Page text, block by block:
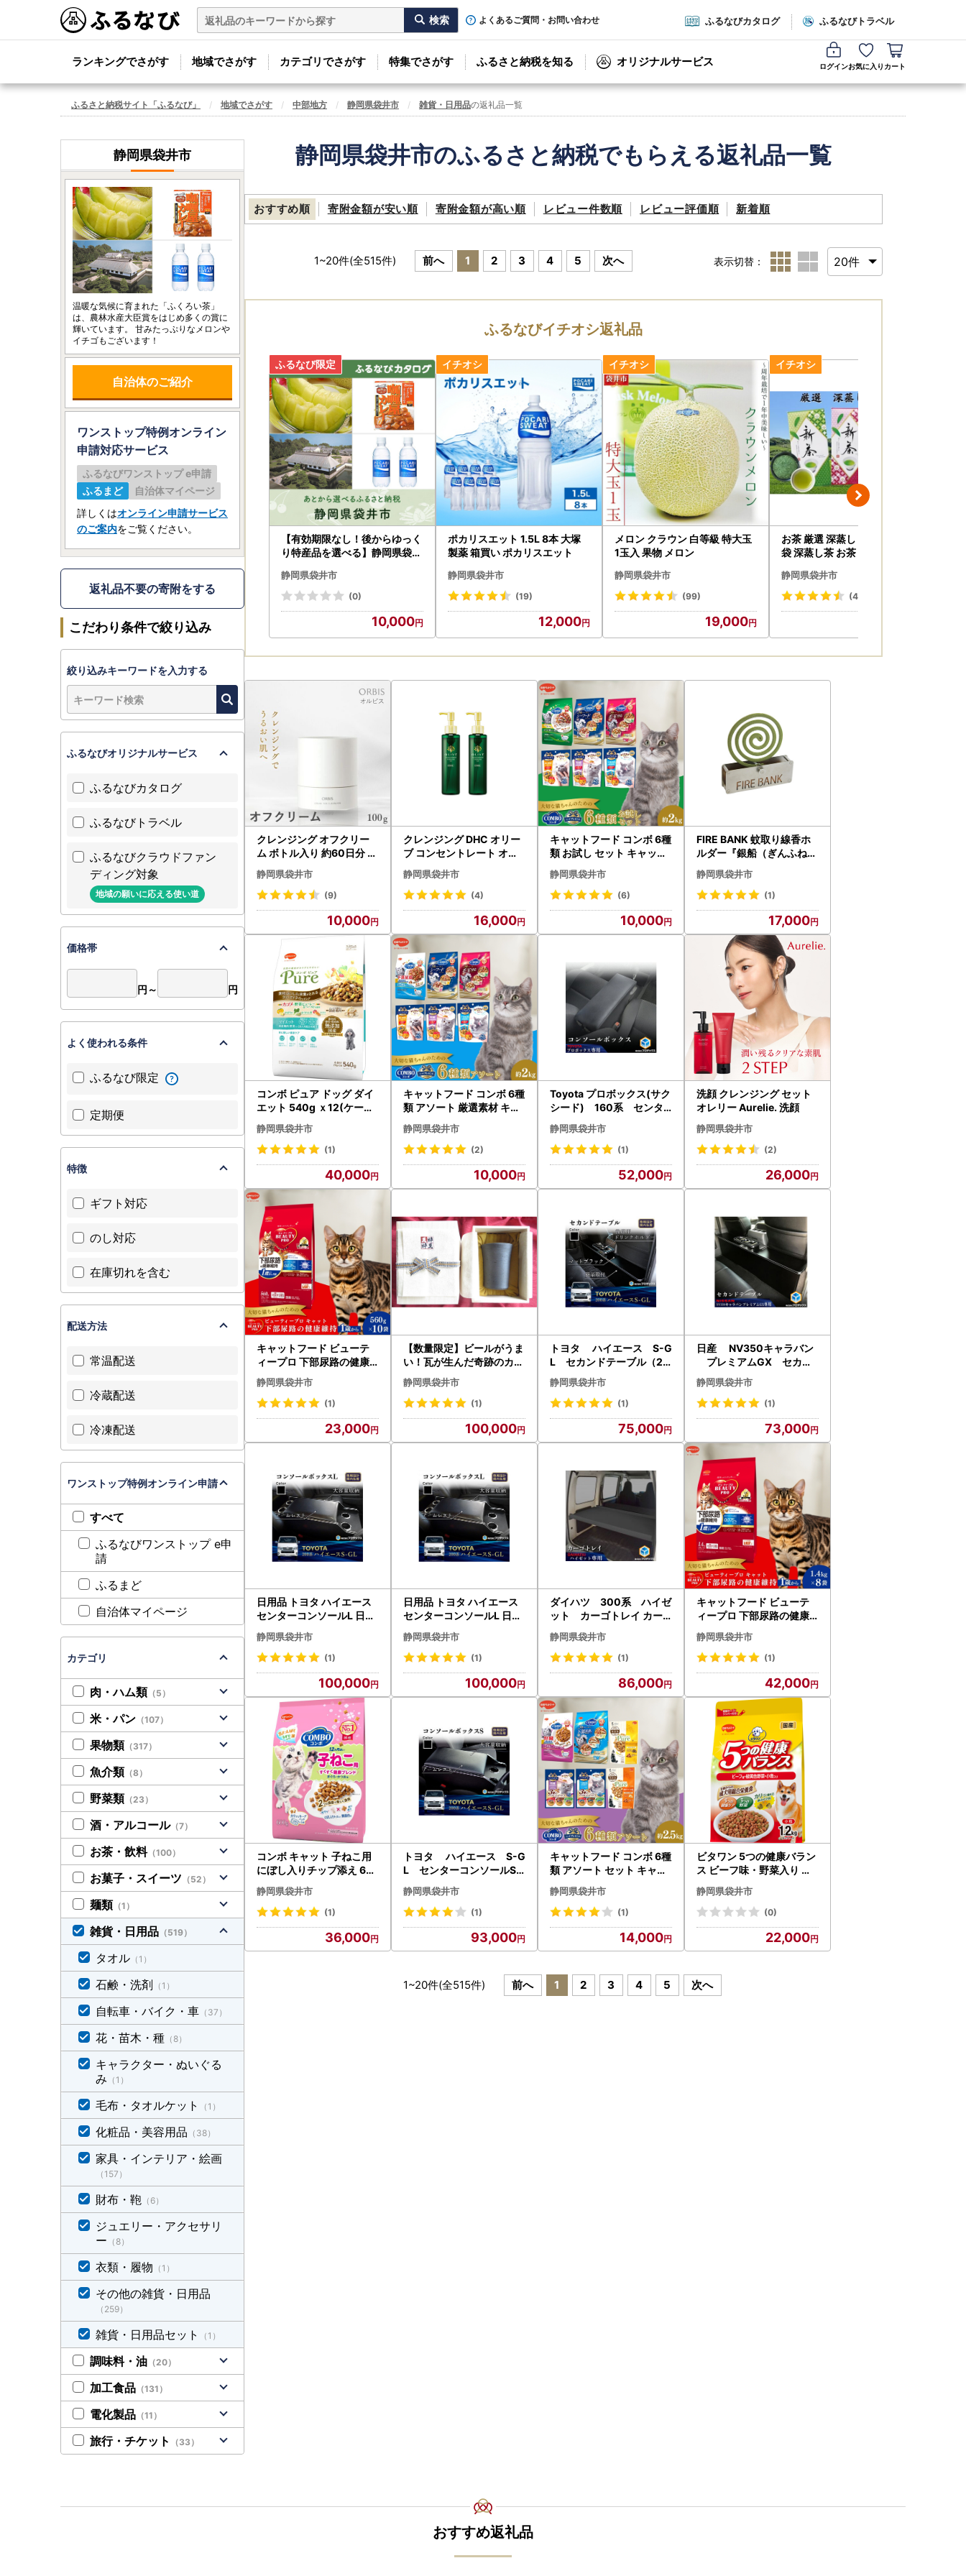
よくあるご質問・お問い合わせ ふるなびカタログ ふるなびトラベル
ランキングでさがす 地域でさがす カテゴリでさがす 特集でさがす ふるさと納税を知る オリジナルサービス ログインお気に入り カート
ふるさと納税サイト「ふるなび」 地域でさがす 中部地方 静岡県袋井市 雑貨・日用品の返礼品一覧
静岡県袋井市のふるさと納税でもらえる返礼品一覧
おすすめ順 寄附金額が安い順 寄附金額が高い順 レビュー件数順 レビュー評価順 新着順
1~20件(全515件) 前へ 1 2 3 4 5 次へ 表示切替：
ふるなびイチオシ返礼品
【有効期限なし！後からゆっく
り特産品を選べる】静岡県袋井
静岡県袋井市
(0)
10,000
ポカリスエット 1.5L 8本 大塚
製薬 箱買い ポカリスエット
静岡県袋井市
(19)
12,000
メロン クラウン 白等級 特大玉
1玉入 果物 メロン
静岡県袋井市
(99)
19,000
お茶 厳選 深蒸し 新茶 1 70g×3
袋 深蒸し茶 お茶
静岡県袋井市
(42)
クレンジング オフクリー
ム ボトル入り 約60日分 ク
レンジング
静岡県袋井市
(9)
10,000
クレンジング DHC オリー
ブ コンセントレート オイ
ル クレンジング
静岡県袋井市
(4)
16,000
キャットフード コンボ 6種
類 お試し セット キャット
静岡県袋井市
(6)
10,000
FIRE BANK 蚊取り線香ホ
ルダー『銀船（ぎんふね）
』バーベキュー BBQ ハイ
キング 殺虫 ソロキャンプ
アウトドア 防虫 登山 人気
厳選 袋井市 雑貨 日用品
静岡県袋井市
(1)
17,000
コンボ ピュア ドッグ ダイ
エット 540g ｘ12(ケース
単位) ドッグフード
静岡県袋井市
(1)
40,000
キャットフード コンボ 6種
類 アソート 厳選素材 キャ
ットフード
静岡県袋井市
(2)
10,000
Toyota プロボックス(サク
シード) 160系 センタ
ーコンソール 雑貨 日用品
操作盤 トヨタ
静岡県袋井市
(1)
52,000
洗顔 クレンジング セット
オレリー Aurelie. 洗顔
静岡県袋井市
(2)
26,000
キャットフード ビューテ
ィープロ 下部尿路の健康
維持 キャットフード
静岡県袋井市
(1)
23,000
【数量限定】ビールがうま
い！瓦が生んだ奇跡のカッ
プ「粋瓦 SUIGA」おすす
め ギフト 贈り物 人気 厳選
袋井市 雑貨 日用品 食器 コ
ップ
静岡県袋井市
(1)
100,000
トヨタ ハイエース S-G
L セカンドテーブル（2
車種用） 雑貨 日用品 標準
ボディ
静岡県袋井市
(1)
75,000
日産 NV350キャラバン
プレミアムGX セカン
ドテーブル（2車種用） 雑
貨 日用品 パワスラ無
静岡県袋井市
(1)
73,000
日用品 トヨタ ハイエース
センターコンソールL 日用
品 標準5～7型ディーゼル
静岡県袋井市
(1)
100,000
日用品 トヨタ ハイエース
センターコンソールL 日用
品 ワイド1～7型ガソリン
静岡県袋井市
(1)
100,000
ダイハツ 300系 ハイゼ
ット カーゴトレイ カー
用品 収納 テーブル
静岡県袋井市
(1)
86,000
キャットフード ビューテ
ィープロ 下部尿路の健康
維持 キャットフード
静岡県袋井市
(1)
42,000
コンボ キャット 子ねこ用
にぼし入りチップ添え 60
0g ｘ12(ケース単位) キャ
ットフード
静岡県袋井市
(1)
36,000
トヨタ ハイエース S-G
L センターコンソールS
（6車種用） 雑貨 日用品
標準5～7型ディーゼル
静岡県袋井市
(1)
93,000
キャットフード コンボ 6種
類 アソート セット キャッ
静岡県袋井市
(1)
14,000
ビタワン 5つの健康バラン
ス ビーフ味・野菜入り 小
粒 1.2kg ｘ9(ケース単位)
ドッグフード
静岡県袋井市
(0)
22,000
1~20件(全515件) 前へ 1 2 3 4 5 次へ
静岡県袋井市
温暖な気候に育まれた「ふくろい茶」
は、農林水産大臣賞をはじめ多くの賞に
輝いています。 甘みたっぷりなメロンや
イチゴもございます！
自治体のご紹介
ワンストップ特例オンライン
申請対応サービス
ふるなびワンストップ e申請
ふるまど
自治体マイページ
詳しくはオンライン申請サービス
のご案内をご覧ください。
返礼品不要の寄附をする
こだわり条件で絞り込み
絞り込みキーワードを入力する
ふるなびオリジナルサービス
ふるなびカタログ
ふるなびトラベル
ふるなびクラウドファン
ディング対象
地域の願いに応える使い道
価格帯
円～ 円
よく使われる条件
ふるなび限定
定期便
特徴
ギフト対応
のし対応
在庫切れを含む
配送方法
常温配送
冷蔵配送
冷凍配送
ワンストップ特例オンライン申請
すべて
ふるなびワンストップ e申
請
ふるまど
自治体マイページ
カテゴリ
肉・ハム類 （5）
米・パン （107）
果物類 （317）
魚介類 （8）
野菜類 （23）
酒・アルコール（7）
お茶・飲料（100）
お菓子・スイーツ （52）
麺類 （1）
雑貨・日用品 （519）
タオル （1）
石鹸・洗剤 （1）
自転車・バイク・車 （37）
花・苗木・種 （8）
キャラクター・ぬいぐる
み （1）
毛布・タオルケット （1）
化粧品・美容用品 （38）
家具・インテリア・絵画
（157）
財布・鞄 （6）
ジュエリー・アクセサリ
ー （8）
衣類・履物 （1）
その他の雑貨・日用品
（259）
雑貨・日用品セット （1）
調味料・油 （20）
加工食品 （131）
電化製品 （11）
旅行・チケット （33）
おすすめ返礼品